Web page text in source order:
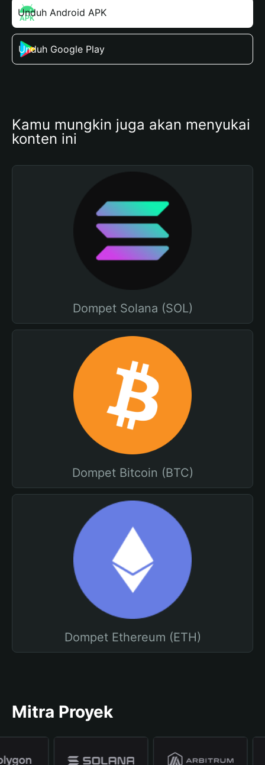
Unduh Android APK
Unduh Google Play
Kamu mungkin juga akan menyukai
konten ini
Dompet Solana (SOL)
Dompet Bitcoin (BTC)
Dompet Ethereum (ETH)
Mitra Proyek